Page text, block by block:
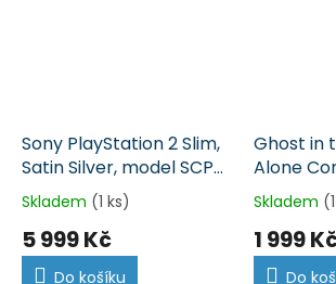
Sony PlayStation 2 Slim,
Satin Silver, model SCPH
- 7504 (PS2)
Skladem (1 ks)
5 999 Kč
Do košíku
Ghost in
Alone
Skladem
1 999
Do